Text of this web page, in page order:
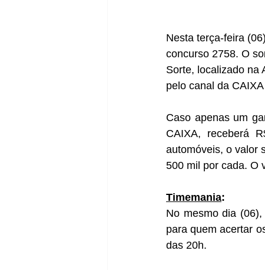
Nesta terça-feira
concurso 2758. O
Sorte, localizado na
pelo canal da
Caso apenas um
CAIXA, receberá
automóveis, o valor
500 mil por cada. O
Timemania:
No mesmo dia
para quem acertar
das 20h.